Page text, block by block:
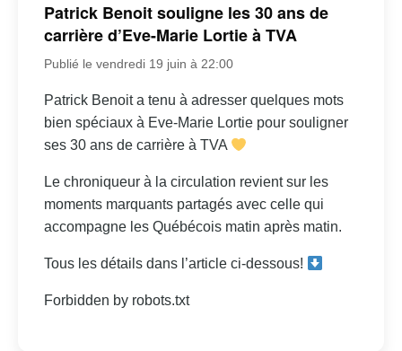
Patrick Benoit souligne les 30 ans de
carrière d’Eve-Marie Lortie à TVA
Publié le vendredi 19 juin à 22:00
Patrick Benoit a tenu à adresser quelques mots
bien spéciaux à Eve-Marie Lortie pour souligner
ses 30 ans de carrière à TVA
Le chroniqueur à la circulation revient sur les
moments marquants partagés avec celle qui
accompagne les Québécois matin après matin.
Tous les détails dans l’article ci-dessous!
Forbidden by robots.txt